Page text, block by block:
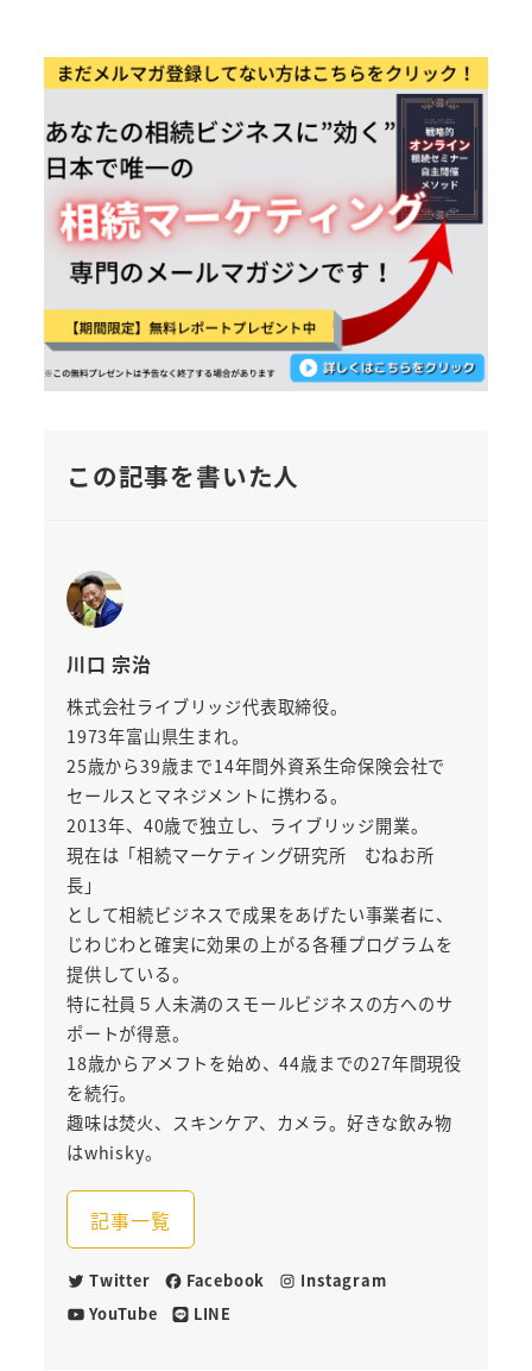
この記事を書いた人
川口 宗治
株式会社ライブリッジ代表取締役。
1973年富山県生まれ。
25歳から39歳まで14年間外資系生命保険会社で
セールスとマネジメントに携わる。
2013年、40歳で独立し、ライブリッジ開業。
現在は「相続マーケティング研究所 むねお所
長」
として相続ビジネスで成果をあげたい事業者に、
じわじわと確実に効果の上がる各種プログラムを
提供している。
特に社員５人未満のスモールビジネスの方へのサ
ポートが得意。
18歳からアメフトを始め、44歳までの27年間現役
を続行。
趣味は焚火、スキンケア、カメラ。好きな飲み物
はwhisky。
記事一覧
Twitter Facebook
Instagram
YouTube
LINE